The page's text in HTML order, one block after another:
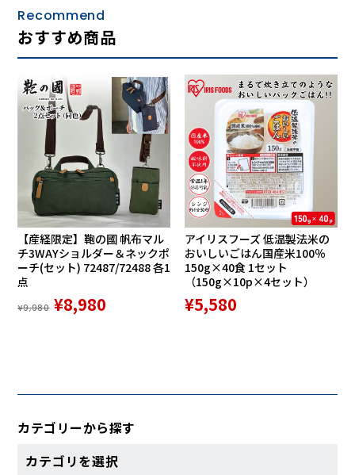
カテゴリーから探す
カテゴリを選択
Recommend
おすすめ商品
【産経限定】鞄の國 帆布マル
チ3WAYショルダー＆ネックポ
ーチ(セット) 72487/72488 各1
点
¥9,980 ¥8,980
アイリスフーズ 低温製法米の
おいしいごはん国産米100％
150g×40食 1セット
（150g×10p×4セット）
¥5,580